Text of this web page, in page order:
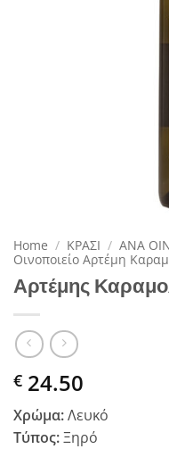
Home / ΚΡΑΣΙ / ΑΝΑ
Οινοποιείο Αρτέμη
Αρτέμης
€ 24.50
Χρώμα:Λευκό
Τύπος:Ξηρό